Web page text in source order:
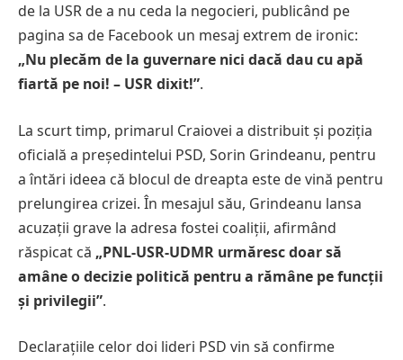
de la USR de a nu ceda la negocieri, publicând pe
pagina sa de Facebook un mesaj extrem de ironic:
„Nu plecăm de la guvernare nici dacă dau cu apă
fiartă pe noi! – USR dixit!”.
La scurt timp, primarul Craiovei a distribuit și poziția
oficială a președintelui PSD, Sorin Grindeanu, pentru
a întări ideea că blocul de dreapta este de vină pentru
prelungirea crizei. În mesajul său, Grindeanu lansa
acuzații grave la adresa fostei coaliții, afirmând
răspicat că „PNL-USR-UDMR urmăresc doar să
amâne o decizie politică pentru a rămâne pe funcții
și privilegii”.
Declarațiile celor doi lideri PSD vin să confirme